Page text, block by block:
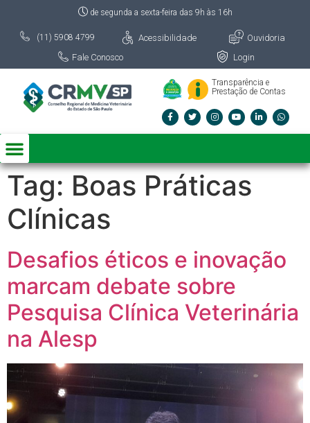
de segunda a sexta-feira das 9h às 16h
(11) 5908 4799 Acessibilidade
Ouvidoria
Fale Conosco
Login
Transparência e
Prestação de Contas
Tag: Boas Práticas
Clínicas
Desafios éticos e inovação
marcam debate sobre
Pesquisa Clínica Veterinária
na Alesp